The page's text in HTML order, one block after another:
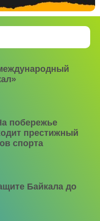
побережье
престижный
спорта
Байкала до